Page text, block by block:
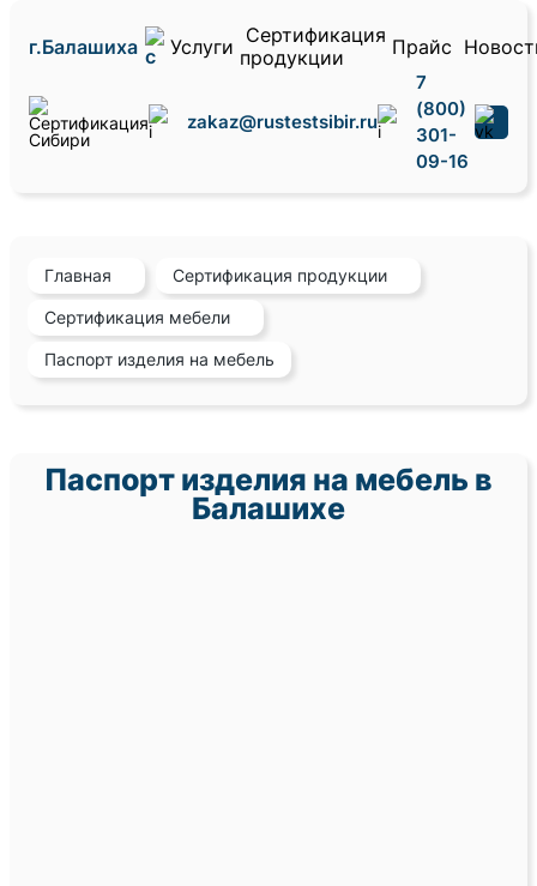
г.Балашиха Услуги Сертификация
продукции
Прайс
zakaz@rustestsibir.ru
7
(800)
301-
09-16
Главная Сертификация продукции
Сертификация мебели
Паспорт изделия на мебель
Паспорт изделия на мебель в
Балашихе